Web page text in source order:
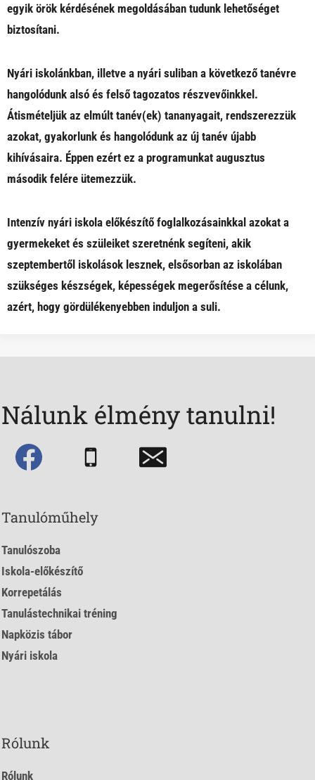
egyik örök kérdésének megoldásában tudunk lehetőséget
biztosítani.
Nyári iskolánkban, illetve a nyári suliban a következő tanévre
hangolódunk alsó és felső tagozatos részvevőinkkel.
Átismételjük az elmúlt tanév(ek) tananyagait, rendszerezzük
azokat, gyakorlunk és hangolódunk az új tanév újabb
kihívásaira. Éppen ezért ez a programunkat augusztus
második felére ütemezzük.
Intenzív nyári iskola előkészítő foglalkozásainkkal azokat a
gyermekeket és szüleiket szeretnénk segíteni, akik
szeptembertől iskolások lesznek, elsősorban az iskolában
szükséges készségek, képességek megerősítése a célunk,
azért, hogy gördülékenyebben induljon a suli.
Nálunk élmény tanulni!
Tanulóműhely
Tanulószoba
Iskola-előkészítő
Korrepetálás
Tanulástechnikai tréning
Napközis tábor
Nyári iskola
Rólunk
Rólunk